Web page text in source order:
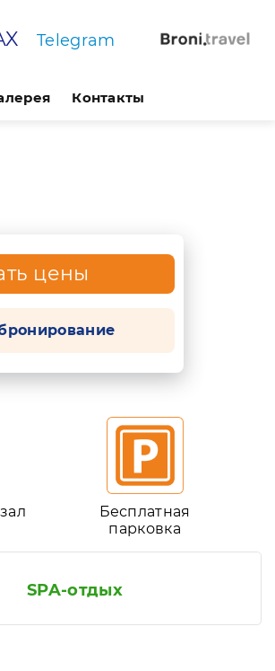
Telegram
Контакты
цены
Бесплатная
парковка
SPA-отдых